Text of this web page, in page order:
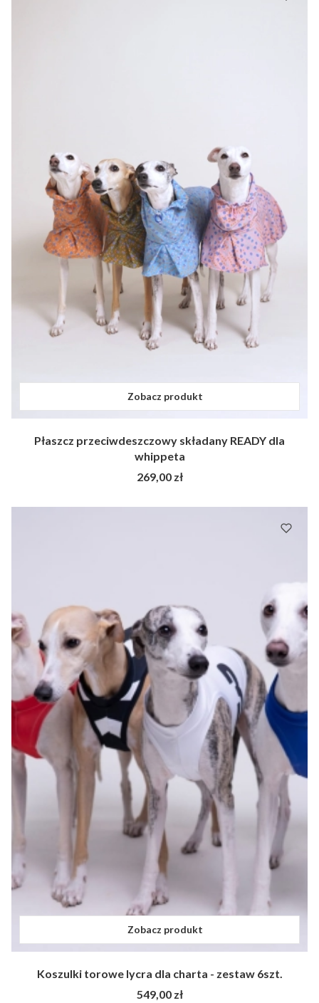
Zobacz produkt
Płaszcz przeciwdeszczowy składany READY dla
whippeta
Cena
269,00 zł
Zobacz produkt
Koszulki torowe lycra dla charta - zestaw 6szt.
Cena
549,00 zł